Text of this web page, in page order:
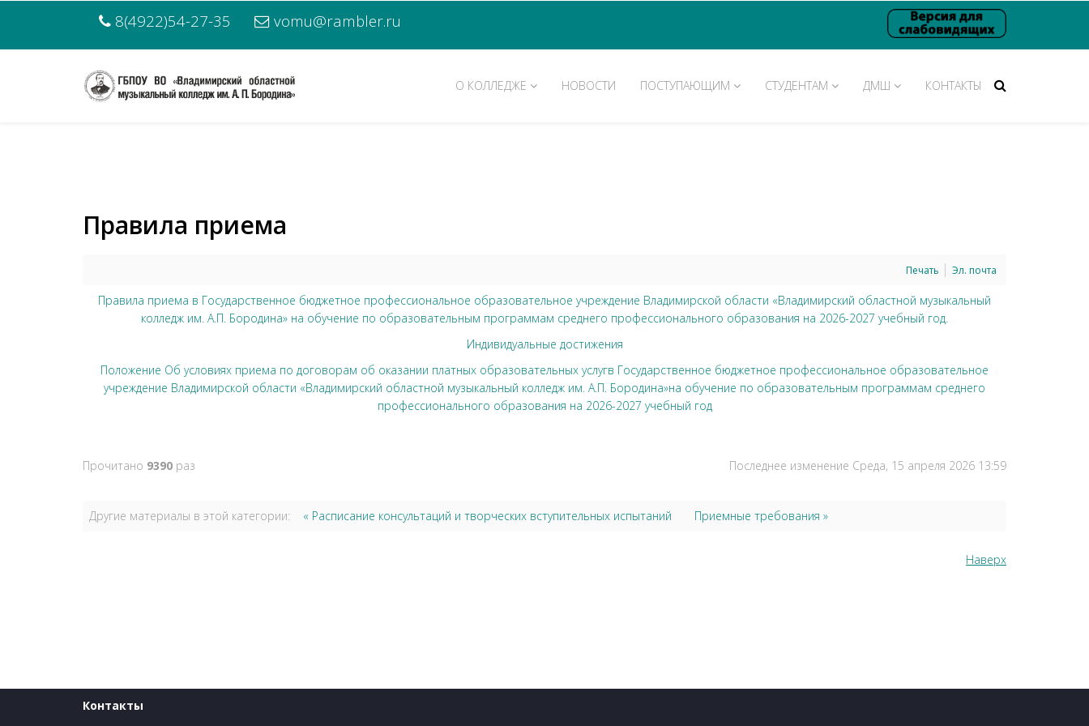
8(4922)54-27-35 vomu@rambler.ru
О КОЛЛЕДЖЕ НОВОСТИ ПОСТУПАЮЩИМ СТУДЕНТАМ ДМШ КОНТАКТЫ
Правила приема
Печать Эл. почта
Правила приема в Государственное бюджетное профессиональное образовательное учреждение Владимирской области «Владимирский областной музыкальный
колледж им. А.П. Бородина» на обучение по образовательным программам среднего профессионального образования на 2026-2027 учебный год.
Индивидуальные достижения
Положение Об условиях приема по договорам об оказании платных образовательных услугв Государственное бюджетное профессиональное образовательное
учреждение Владимирской области «Владимирский областной музыкальный колледж им. А.П. Бородина»на обучение по образовательным программам среднего
профессионального образования на 2026-2027 учебный год
Прочитано 9390 раз Последнее изменение Среда, 15 апреля 2026 13:59
Другие материалы в этой категории: « Расписание консультаций и творческих вступительных испытаний Приемные требования »
Наверх
Контакты